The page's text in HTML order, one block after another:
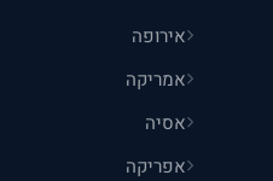
אירופה
אמריקה
אסיה
אפריקה